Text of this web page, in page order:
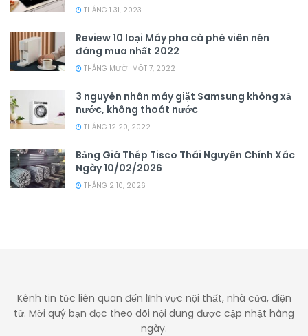
THÁNG 1 31, 2023
Review 10 loại Máy pha cà phê viên nén
đáng mua nhất 2022
THÁNG MƯỜI MỘT 7, 2022
3 nguyên nhân máy giặt Samsung không xả
nước, không thoát nước
THÁNG 12 20, 2022
Bảng Giá Thép Tisco Thái Nguyên Chính Xác
Ngày 10/02/2026
THÁNG 2 10, 2026
Kênh tin tức liên quan đến lĩnh vực nội thất, nhà cửa, điện
tử. Mời quý bạn đọc theo dõi nội dung được cập nhật hàng
ngày.